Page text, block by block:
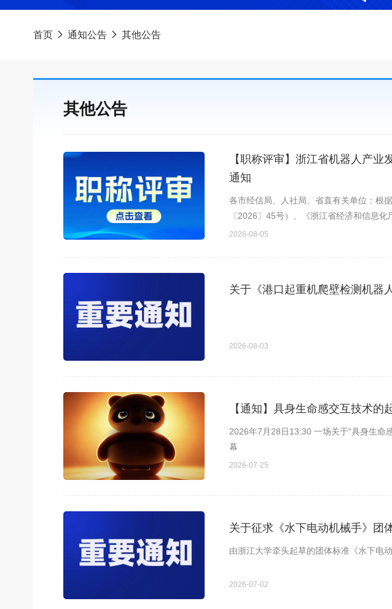
首页 通知公告 其他公告
其他公告
【职称评审】浙江省机器人产
通知
各市经信局、人社局、省直有关单位：根
〔2026〕45号）、《浙江省经济和信息
职称改革工作实施方案的通知》（浙经信
2026-08-05
关于《港口起重机爬壁检测机器
2026-08-03
【通知】具身生命感交互技术
2026年7月28日13:30 一场关于“具身生命感交互技术的起点” 胖达机器人发布会即将在 余杭区访云街196号 杭州机器人学校4楼 正式拉开帷
幕
2026-07-25
关于征求《水下电动机械手》团
由浙江大学牵头起草的团体标准《水下电
2026-07-02